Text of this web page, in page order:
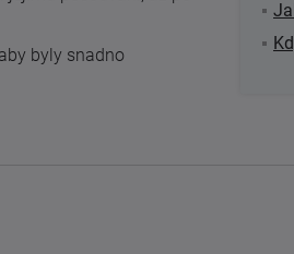
byly snadno